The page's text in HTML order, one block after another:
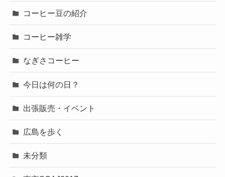
コーヒー豆の紹介
コーヒー雑学
なぎさコーヒー
今日は何の日？
出張販売・イベント
広島を歩く
未分類